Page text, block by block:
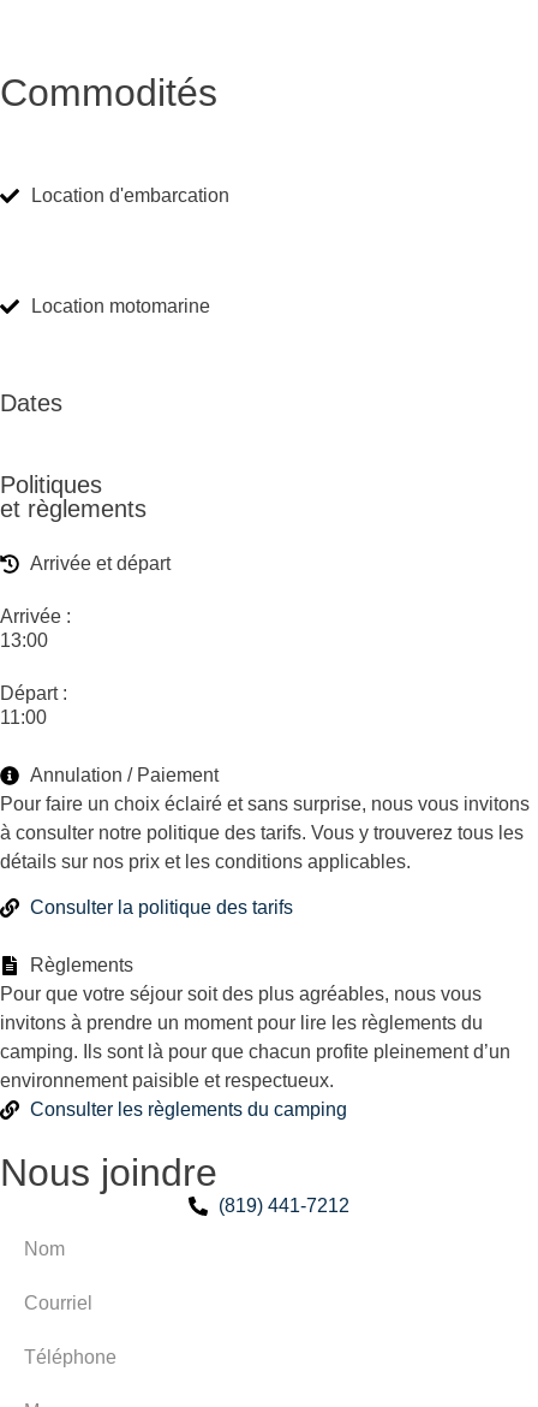
Commodités
Location d'embarcation
Location motomarine
Dates
Politiques
et règlements
Arrivée et départ
Arrivée :
13:00
Départ :
11:00
Annulation / Paiement
Pour faire un choix éclairé et sans surprise, nous vous invitons
à consulter notre politique des tarifs. Vous y trouverez tous les
détails sur nos prix et les conditions applicables.
Consulter la politique des tarifs
Règlements
Pour que votre séjour soit des plus agréables, nous vous
invitons à prendre un moment pour lire les règlements du
camping. Ils sont là pour que chacun profite pleinement d’un
environnement paisible et respectueux.
Consulter les règlements du camping
Nous joindre
(819) 441-7212